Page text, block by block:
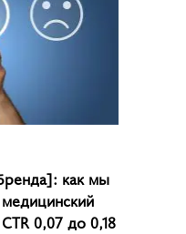
как мы
0,07 до 0,18